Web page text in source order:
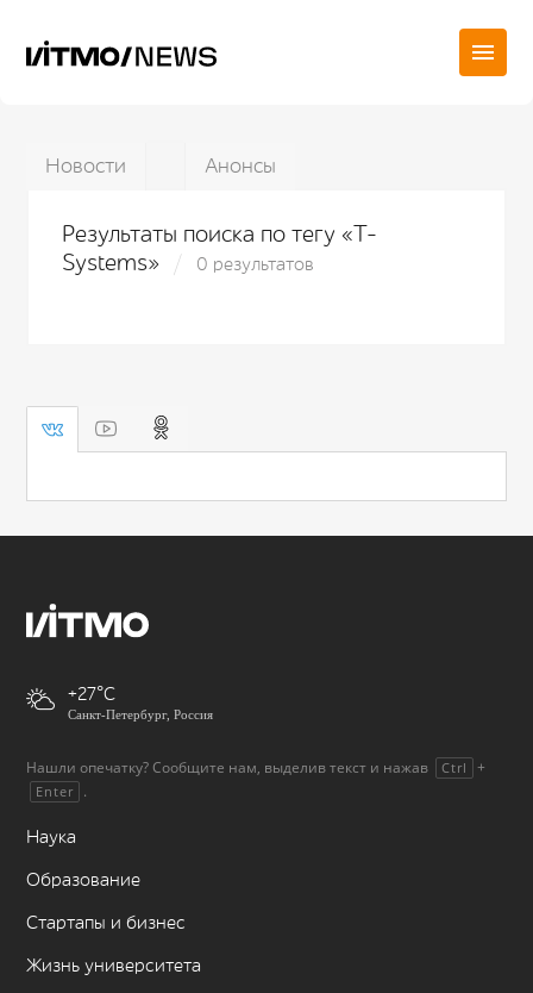
Новости Анонсы
Результаты поиска по тегу «T-
Systems»
0 результатов
+27
Санкт-Петербург, Россия
Нашли опечатку? Сообщите нам, выделив текст и нажав Ctrl +
Enter .
Наука
Образование
Стартапы и бизнес
Жизнь университета